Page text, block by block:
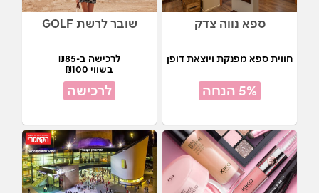
ספא נווה צדק
חווית ספא מפנקת ויוצאת דופן
5% הנחה
שובר לרשת GOLF
לרכישה ב-₪85
בשווי ₪100
לרכישה